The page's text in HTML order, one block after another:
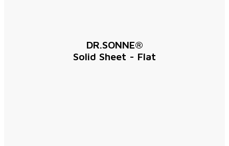
DR.SONNE®
Solid Sheet - Flat